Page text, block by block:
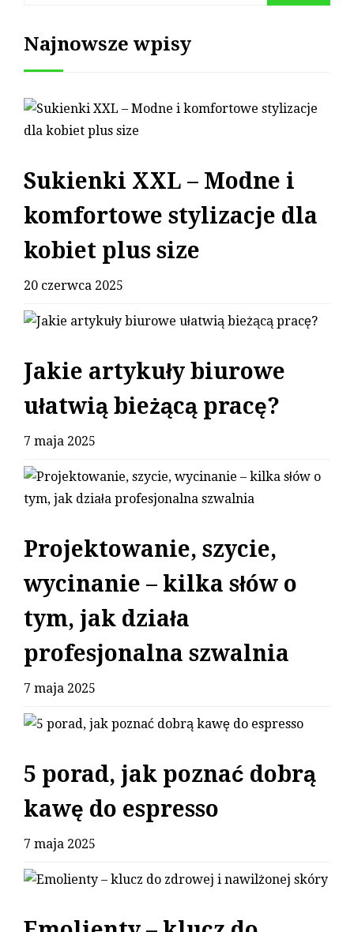
Najnowsze wpisy
Sukienki XXL – Modne i
komfortowe stylizacje dla
kobiet plus size
20 czerwca 2025
Jakie artykuły biurowe
ułatwią bieżącą pracę?
7 maja 2025
Projektowanie, szycie,
wycinanie – kilka słów o
tym, jak działa
profesjonalna szwalnia
7 maja 2025
5 porad, jak poznać dobrą
kawę do espresso
7 maja 2025